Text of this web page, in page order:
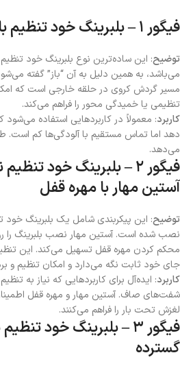
فیگور ۱ – بلبرینگ خود تنظیم باز
توضیح: این ساده‌ترین نوع بلبرینگ خود
می‌باشد، به همین دلیل به آن “باز” گفته
مسیر گردش کروی در حلقه خارجی است که
تنظیمی یا خمیدگی محور را فراهم می‌کند.
کاربرد: معمولاً در کاربردهایی استفاده
دهد اما تماس مستقیم با آلودگی‌ها کم است.
می‌دهد.
فیگور ۲ – بلبرینگ خود
آستین مهار با مهره قفل
توضیح: این پیکربندی شامل یک بلبرینگ
نصب شده است. آستین مهار نصب بلبرینگ را
محکم کردن مهره قفل تسهیل می‌کند. این
جای خود ثابت نگه می‌دارد و امکان تنظیم و
کاربرد: ایده‌آل برای کاربردهایی که نیاز به
شفت‌های صاف. آستین مهار و مهره قفل
لغزش تحت بار را فراهم می‌کنند.
فیگور ۳ – بلبرینگ خود
گسترده